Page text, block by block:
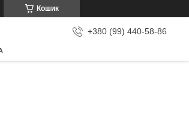
Кошик
+380 (99) 440-58-86